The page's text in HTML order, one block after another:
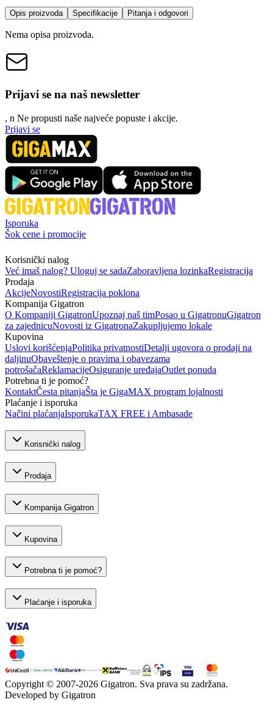
Opis proizvoda Specifikacije Pitanja i odgovori
Nema opisa proizvoda.
Prijavi se na naš newsletter
, n Ne propusti naše najveće popuste i akcije.
Prijavi se
Isporuka
Šok cene i promocije
Korisnički nalog
Već imaš nalog? Uloguj se sadaZaboravljena lozinkaRegistracija
Prodaja
AkcijeNovostiRegistracija poklona
Kompanija Gigatron
O Kompaniji GigatronUpoznaj naš timPosao u GigatronuGigatron
za zajednicuNovosti iz GigatronaZakupljujemo lokale
Kupovina
Uslovi korišćenjaPolitika privatnostiDetalji ugovora o prodaji na
daljinuObaveštenje o pravima i obavezama
potrošačaReklamacijeOsiguranje uređajaOutlet ponuda
Potrebna ti je pomoć?
KontaktČesta pitanjaŠta je GigaMAX program lojalnosti
Plaćanje i isporuka
Načini plaćanjaIsporukaTAX FREE i Ambasade
Korisnički nalog
Prodaja
Kompanija Gigatron
Kupovina
Potrebna ti je pomoć?
Plaćanje i isporuka
Copyright © 2007-2026 Gigatron. Sva prava su zadržana.
Developed by Gigatron